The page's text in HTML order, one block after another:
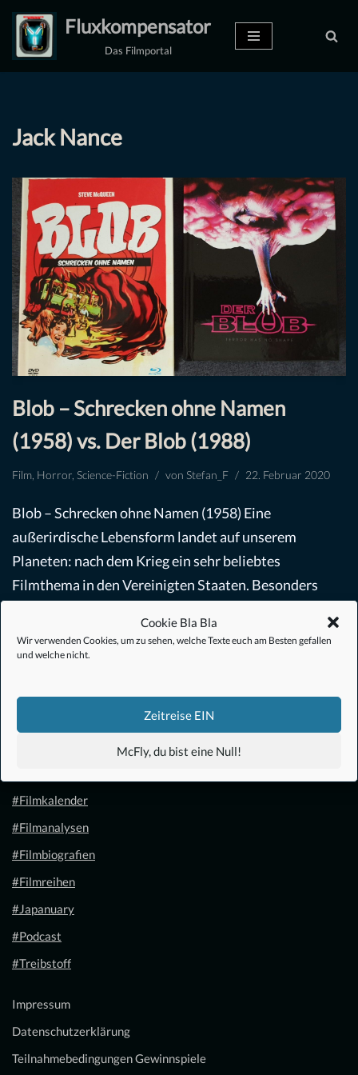
Cookie Bla Bla
Wir verwenden Cookies, um zu sehen, welche Texte euch am Besten gefallen
und welche nicht.
Zeitreise EIN
McFly, du bist eine Null!
Zum
Inhalt
Fluxkompensator
Das Filmportal
Jack Nance
Blob – Schrecken ohne Namen
(1958) vs. Der Blob (1988)
Film Horror Science-Fiction von Stefan_F 22. Februar 2020
Blob – Schrecken ohne Namen (1958) Eine
außerirdische Lebensform landet auf unserem
Planeten: nach dem Krieg ein sehr beliebtes
Filmthema in den Vereinigten Staaten. Besonders
#Filmkalender
#Filmanalysen
#Filmbiografien
#Filmreihen
#Japanuary
#Podcast
#Treibstoff
Impressum
Datenschutzerklärung
Teilnahmebedingungen Gewinnspiele